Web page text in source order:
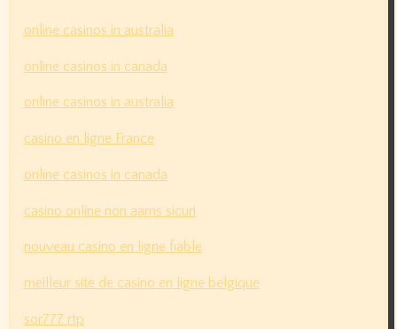
online casinos in australia
online casinos in canada
online casinos in australia
casino en ligne France
online casinos in canada
casino online non aams sicuri
nouveau casino en ligne fiable
meilleur site de casino en ligne belgique
sor777 rtp